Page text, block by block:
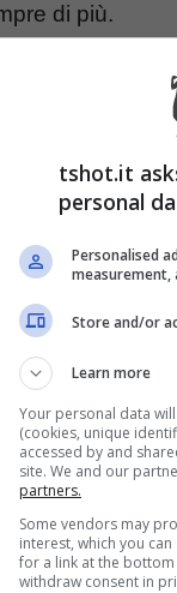
di più.
tshot.it
personal
Personalised
measurement,
Store and/or
Learn more
Your personal data
(cookies, unique
accessed by and
site. We and our
partners.
Some vendors may
interest, which you
for a link at the
withdraw consent in